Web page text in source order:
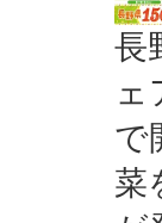
長
ェ
で
菜